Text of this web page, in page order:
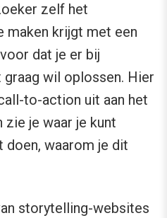
zelf het
maken krijgt met een
dat je er bij
wil oplossen. Hier
to-action uit aan het
zie je waar je kunt
doen, waarom je dit
storytelling-websites